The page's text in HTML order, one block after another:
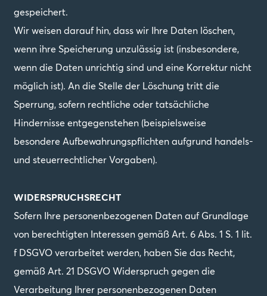
gespeichert.
Wir weisen darauf hin, dass wir Ihre Daten löschen,
wenn ihre Speicherung unzulässig ist (insbesondere,
wenn die Daten unrichtig sind und eine Korrektur nicht
möglich ist). An die Stelle der Löschung tritt die
Sperrung, sofern rechtliche oder tatsächliche
Hindernisse entgegenstehen (beispielsweise
besondere Aufbewahrungspflichten aufgrund handels-
und steuerrechtlicher Vorgaben).
WIDERSPRUCHSRECHT
Sofern Ihre personenbezogenen Daten auf Grundlage
von berechtigten Interessen gemäß Art. 6 Abs. 1 S. 1 lit.
f DSGVO verarbeitet werden, haben Sie das Recht,
gemäß Art. 21 DSGVO Widerspruch gegen die
Verarbeitung Ihrer personenbezogenen Daten